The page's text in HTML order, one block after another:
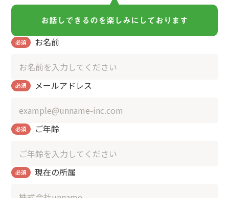
お話しできるのを楽しみにしております
必須 お名前
必須 メールアドレス
必須 ご年齢
必須 現在の所属